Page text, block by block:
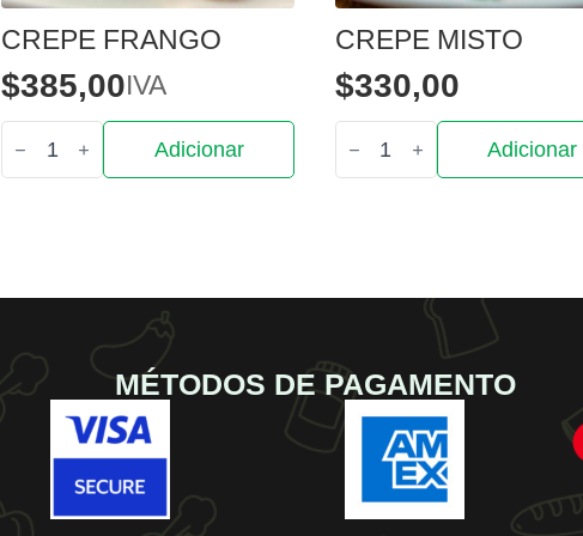
CREPE FRANGO
$385,00 IVA
Quantidade
de
Crepe
Adicionar
CREPE MISTO
$330,00
Quantidade
de
Crepe
Adicionar
MÉTODOS DE PAGAMENTO